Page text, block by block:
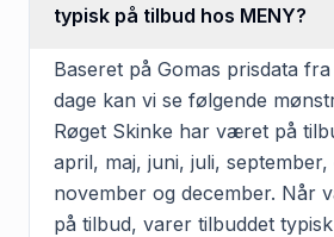
typisk på tilbud hos MENY?
Baseret på Gomas prisdata
dage kan vi se følgende
Røget Skinke har været på
april, maj, juni, juli,
november og december. Når
på tilbud, varer tilbuddet